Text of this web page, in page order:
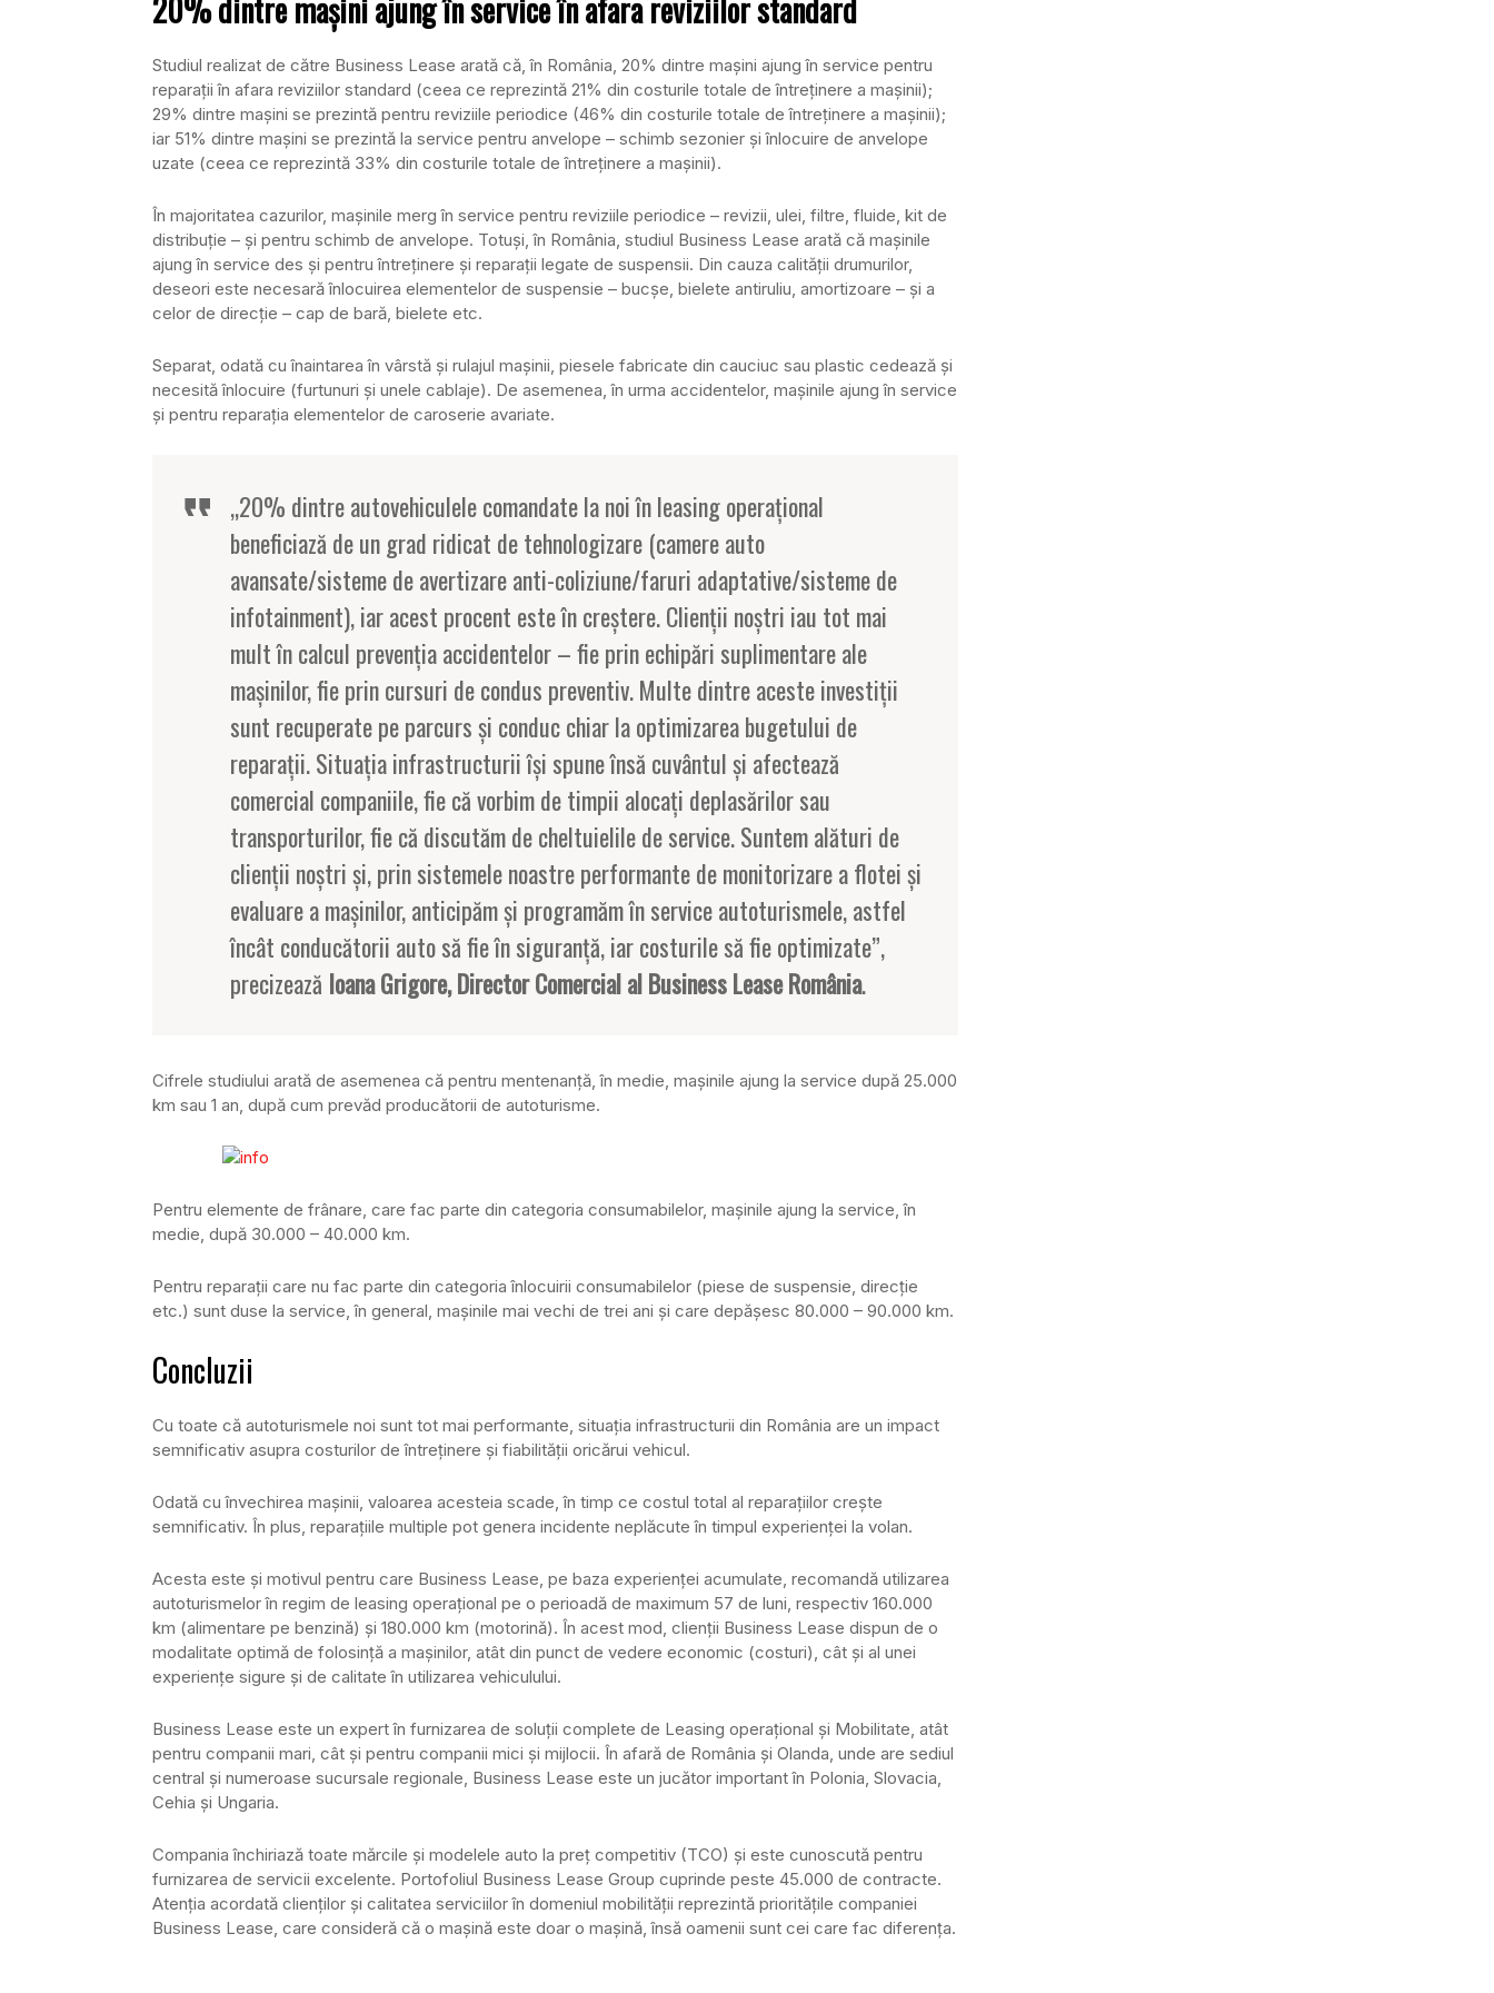
20% dintre maşini ajung în service în afara reviziilor standard
Studiul realizat de către Business Lease arată că, în România, 20% dintre maşini ajung în service pentru
reparaţii în afara reviziilor standard (ceea ce reprezintă 21% din costurile totale de întreţinere a maşinii);
29% dintre maşini se prezintă pentru reviziile periodice (46% din costurile totale de întreţinere a maşinii);
iar 51% dintre maşini se prezintă la service pentru anvelope – schimb sezonier şi înlocuire de anvelope
uzate (ceea ce reprezintă 33% din costurile totale de întreţinere a maşinii).
În majoritatea cazurilor, maşinile merg în service pentru reviziile periodice – revizii, ulei, filtre, fluide, kit de
distribuţie – şi pentru schimb de anvelope. Totuşi, în România, studiul Business Lease arată că maşinile
ajung în service des şi pentru întreţinere şi reparaţii legate de suspensii. Din cauza calităţii drumurilor,
deseori este necesară înlocuirea elementelor de suspensie – bucşe, bielete antiruliu, amortizoare – şi a
celor de direcţie – cap de bară, bielete etc.
Separat, odată cu înaintarea în vârstă şi rulajul maşinii, piesele fabricate din cauciuc sau plastic cedează şi
necesită înlocuire (furtunuri şi unele cablaje). De asemenea, în urma accidentelor, maşinile ajung în service
şi pentru reparaţia elementelor de caroserie avariate.
„20% dintre autovehiculele comandate la noi în leasing operaţional
beneficiază de un grad ridicat de tehnologizare (camere auto
avansate/sisteme de avertizare anti-coliziune/faruri adaptative/sisteme de
infotainment), iar acest procent este în creştere. Clienţii noştri iau tot mai
mult în calcul prevenţia accidentelor – fie prin echipări suplimentare ale
maşinilor, fie prin cursuri de condus preventiv. Multe dintre aceste investiţii
sunt recuperate pe parcurs şi conduc chiar la optimizarea bugetului de
reparaţii. Situaţia infrastructurii îşi spune însă cuvântul şi afectează
comercial companiile, fie că vorbim de timpii alocaţi deplasărilor sau
transporturilor, fie că discutăm de cheltuielile de service. Suntem alături de
clienţii noştri şi, prin sistemele noastre performante de monitorizare a flotei şi
evaluare a maşinilor, anticipăm şi programăm în service autoturismele, astfel
încât conducătorii auto să fie în siguranţă, iar costurile să fie optimizate”,
precizează Ioana Grigore, Director Comercial al Business Lease România.
Cifrele studiului arată de asemenea că pentru mentenanţă, în medie, maşinile ajung la service după 25.000
km sau 1 an, după cum prevăd producătorii de autoturisme.
Pentru elemente de frânare, care fac parte din categoria consumabilelor, maşinile ajung la service, în
medie, după 30.000 – 40.000 km.
Pentru reparaţii care nu fac parte din categoria înlocuirii consumabilelor (piese de suspensie, direcţie
etc.) sunt duse la service, în general, maşinile mai vechi de trei ani şi care depăşesc 80.000 – 90.000 km.
Concluzii
Cu toate că autoturismele noi sunt tot mai performante, situaţia infrastructurii din România are un impact
semnificativ asupra costurilor de întreţinere şi fiabilităţii oricărui vehicul.
Odată cu învechirea maşinii, valoarea acesteia scade, în timp ce costul total al reparaţiilor creşte
semnificativ. În plus, reparaţiile multiple pot genera incidente neplăcute în timpul experienţei la volan.
Acesta este şi motivul pentru care Business Lease, pe baza experienţei acumulate, recomandă utilizarea
autoturismelor în regim de leasing operaţional pe o perioadă de maximum 57 de luni, respectiv 160.000
km (alimentare pe benzină) şi 180.000 km (motorină). În acest mod, clienţii Business Lease dispun de o
modalitate optimă de folosinţă a maşinilor, atât din punct de vedere economic (costuri), cât şi al unei
experienţe sigure şi de calitate în utilizarea vehiculului.
Business Lease este un expert în furnizarea de soluţii complete de Leasing operaţional şi Mobilitate, atât
pentru companii mari, cât şi pentru companii mici şi mijlocii. În afară de România şi Olanda, unde are sediul
central şi numeroase sucursale regionale, Business Lease este un jucător important în Polonia, Slovacia,
Cehia şi Ungaria.
Compania închiriază toate mărcile şi modelele auto la preţ competitiv (TCO) şi este cunoscută pentru
furnizarea de servicii excelente. Portofoliul Business Lease Group cuprinde peste 45.000 de contracte.
Atenţia acordată clienţilor şi calitatea serviciilor în domeniul mobilităţii reprezintă priorităţile companiei
Business Lease, care consideră că o maşină este doar o maşină, însă oamenii sunt cei care fac diferenţa.